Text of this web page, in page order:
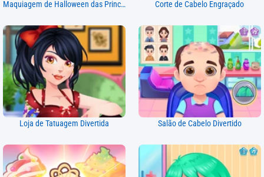
Maquiagem de Halloween das Princesas Corte de Cabelo Engraçado
Loja de Tatuagem Divertida Salão de Cabelo Divertido